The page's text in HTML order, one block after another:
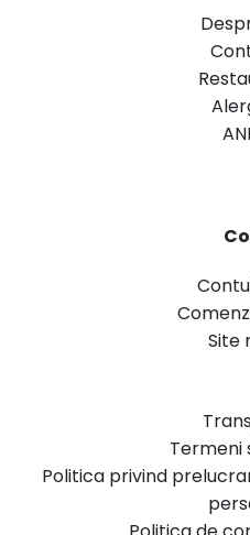
Site
Termeni
Politica privind